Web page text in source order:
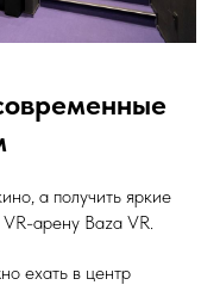
а получить яркие
арену Baza VR.
ехать в центр